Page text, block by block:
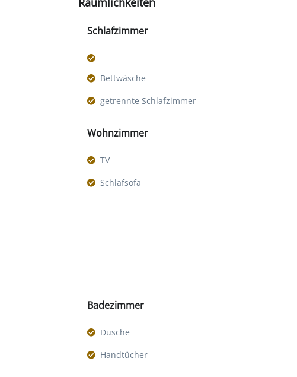
Schlafzimmer
Bettwäsche
getrennte Schlafzimmer
Wohnzimmer
TV
Schlafsofa
Badezimmer
Dusche
Handtücher